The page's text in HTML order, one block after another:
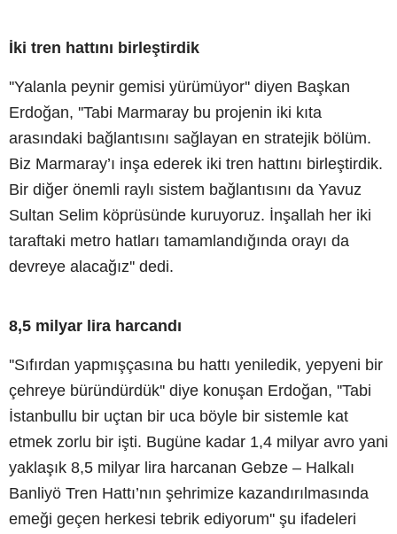
İki tren hattını birleştirdik
''Yalanla peynir gemisi yürümüyor'' diyen Başkan
Erdoğan, ''Tabi Marmaray bu projenin iki kıta
arasındaki bağlantısını sağlayan en stratejik bölüm.
Biz Marmaray’ı inşa ederek iki tren hattını birleştirdik.
Bir diğer önemli raylı sistem bağlantısını da Yavuz
Sultan Selim köprüsünde kuruyoruz. İnşallah her iki
taraftaki metro hatları tamamlandığında orayı da
devreye alacağız'' dedi.
8,5 milyar lira harcandı
''Sıfırdan yapmışçasına bu hattı yeniledik, yepyeni bir
çehreye büründürdük'' diye konuşan Erdoğan, ''Tabi
İstanbullu bir uçtan bir uca böyle bir sistemle kat
etmek zorlu bir işti. Bugüne kadar 1,4 milyar avro yani
yaklaşık 8,5 milyar lira harcanan Gebze – Halkalı
Banliyö Tren Hattı’nın şehrimize kazandırılmasında
emeği geçen herkesi tebrik ediyorum'' şu ifadeleri